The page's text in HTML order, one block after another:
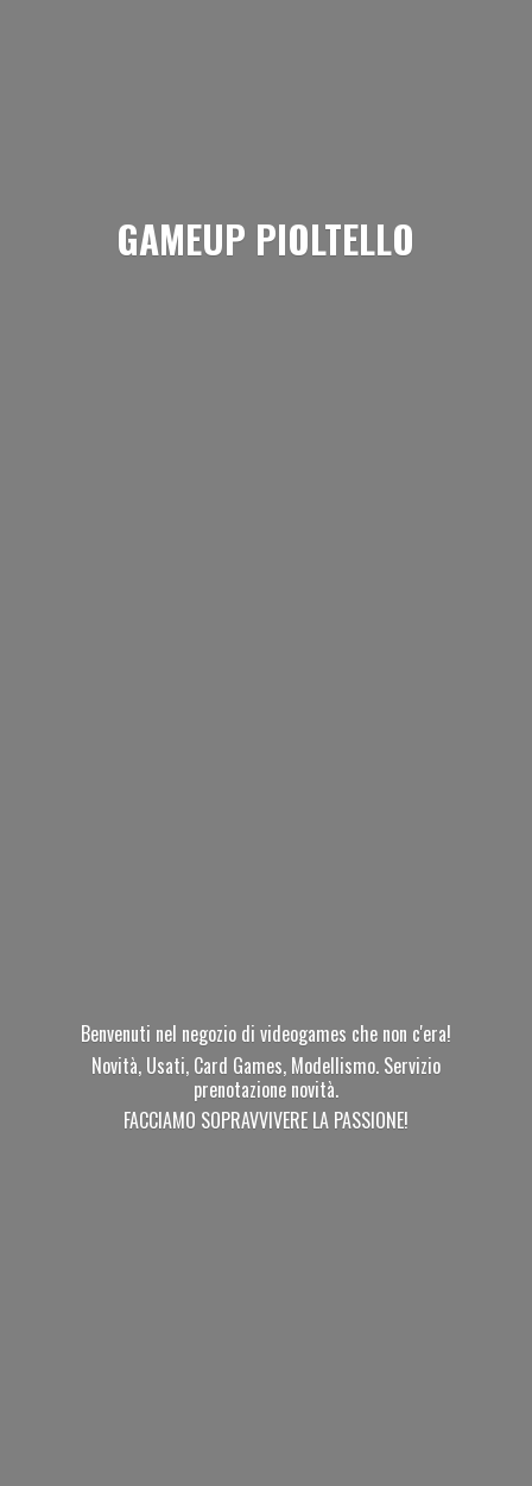
GAMEUP PIOLTELLO
Benvenuti nel negozio di videogames che non c'era!
Novità, Usati, Card Games, Modellismo. Servizio
prenotazione novità.
FACCIAMO SOPRAVVIVERE LA PASSIONE!